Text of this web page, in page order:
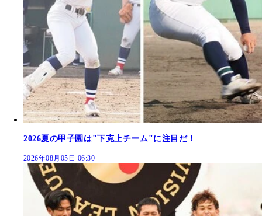
2026夏の甲子園は"下克上チーム"に注目だ！
2026年08月05日 06:30